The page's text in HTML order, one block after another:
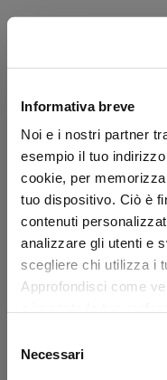
Informativa breve
Noi e i nostri partner
esempio il tuo
cookie, per
tuo dispositivo. Ciò è
contenuti
analizzare gli utenti e
scegliere chi utilizza i
Approfondisci come
momento dalla
delNecessari